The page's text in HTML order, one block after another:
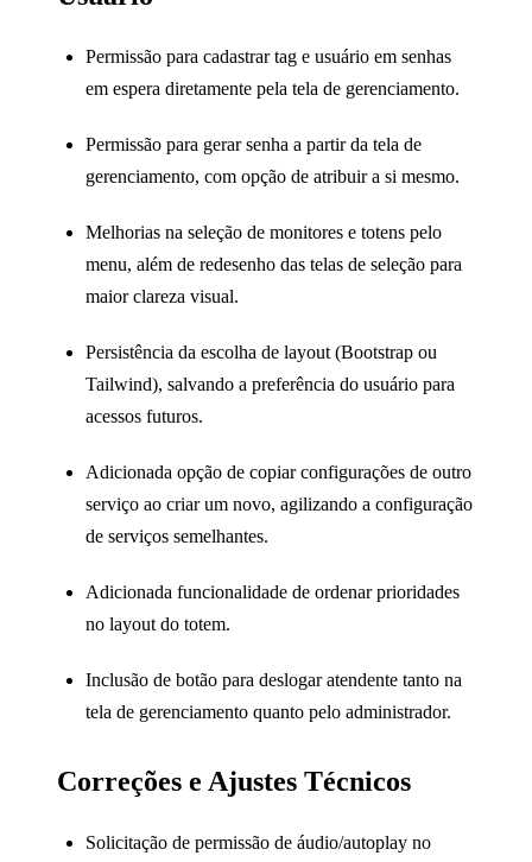
Permissão para cadastrar tag e usuário em senhas
em espera diretamente pela tela de gerenciamento.
Permissão para gerar senha a partir da tela de
gerenciamento, com opção de atribuir a si mesmo.
Melhorias na seleção de monitores e totens pelo
menu, além de redesenho das telas de seleção para
maior clareza visual.
Persistência da escolha de layout (Bootstrap ou
Tailwind), salvando a preferência do usuário para
acessos futuros.
Adicionada opção de copiar configurações de outro
serviço ao criar um novo, agilizando a configuração
de serviços semelhantes.
Adicionada funcionalidade de ordenar prioridades
no layout do totem.
Inclusão de botão para deslogar atendente tanto na
tela de gerenciamento quanto pelo administrador.
Correções e Ajustes Técnicos
Solicitação de permissão de áudio/autoplay no